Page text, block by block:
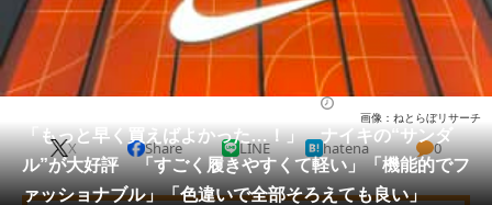
住まい 教育・育児
動物 リサーチ
会員記事
メディア
「もっと早く買えばよかった…！」 ナイキの“サンダ
ル”が大好評 「すごく履きやすくて軽い」「機能的でフ
ァッショナブル」「色違いで全部そろえても良い」
画像：ねとらぼリサーチ
X Share LINE hatena 0